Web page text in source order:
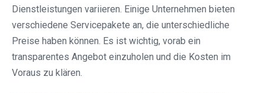
Dienstleistungen variieren. Einige Unternehmen bieten
verschiedene Servicepakete an, die unterschiedliche
Preise haben können. Es ist wichtig, vorab ein
transparentes Angebot einzuholen und die Kosten im
Voraus zu klären.